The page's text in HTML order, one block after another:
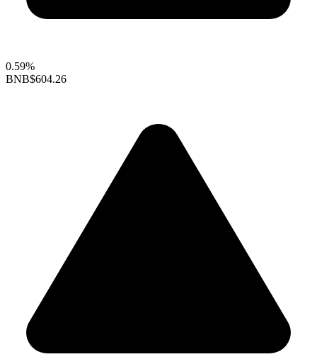
0.59%
BNB$604.26